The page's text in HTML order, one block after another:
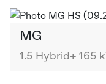
MG
1.5 Hybrid+ 165